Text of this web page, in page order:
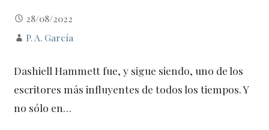
28/08/2022
P. A. García
Dashiell Hammett fue, y sigue siendo, uno de los
escritores más influyentes de todos los tiempos. Y
no sólo en…